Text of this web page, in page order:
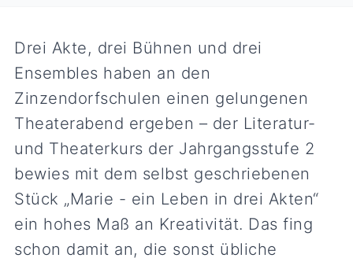
Drei Akte, drei Bühnen und drei
Ensembles haben an den
Zinzendorfschulen einen gelungenen
Theaterabend ergeben – der Literatur-
und Theaterkurs der Jahrgangsstufe 2
bewies mit dem selbst geschriebenen
Stück „Marie - ein Leben in drei Akten“
ein hohes Maß an Kreativität. Das fing
schon damit an, die sonst übliche